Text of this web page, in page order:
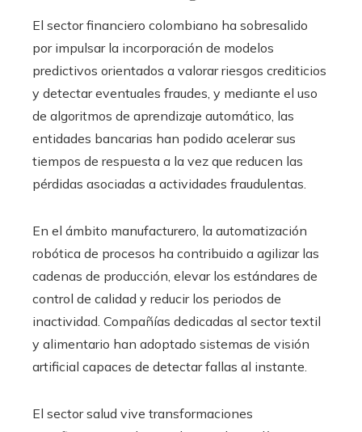
El sector financiero colombiano ha sobresalido
por impulsar la incorporación de modelos
predictivos orientados a valorar riesgos crediticios
y detectar eventuales fraudes, y mediante el uso
de algoritmos de aprendizaje automático, las
entidades bancarias han podido acelerar sus
tiempos de respuesta a la vez que reducen las
pérdidas asociadas a actividades fraudulentas.
En el ámbito manufacturero, la automatización
robótica de procesos ha contribuido a agilizar las
cadenas de producción, elevar los estándares de
control de calidad y reducir los periodos de
inactividad. Compañías dedicadas al sector textil
y alimentario han adoptado sistemas de visión
artificial capaces de detectar fallas al instante.
El sector salud vive transformaciones